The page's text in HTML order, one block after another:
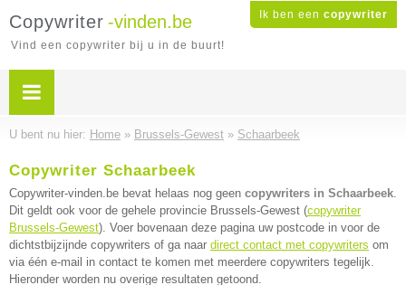
Ik ben een copywriter
Copywriter -vinden.be
Vind een copywriter bij u in de buurt!
U bent nu hier: Home » Brussels-Gewest » Schaarbeek
Copywriter Schaarbeek
Copywriter-vinden.be bevat helaas nog geen copywriters in Schaarbeek.
Dit geldt ook voor de gehele provincie Brussels-Gewest (copywriter
Brussels-Gewest). Voer bovenaan deze pagina uw postcode in voor de
dichtstbijzijnde copywriters of ga naar direct contact met copywriters om
via één e-mail in contact te komen met meerdere copywriters tegelijk.
Hieronder worden nu overige resultaten getoond.